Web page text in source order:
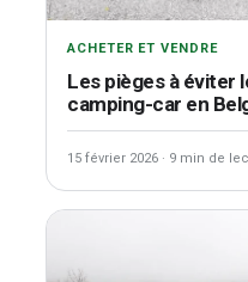
ACHETER ET VENDRE
Les pièges à éviter
camping-car en
15 février 2026 · 9 min de